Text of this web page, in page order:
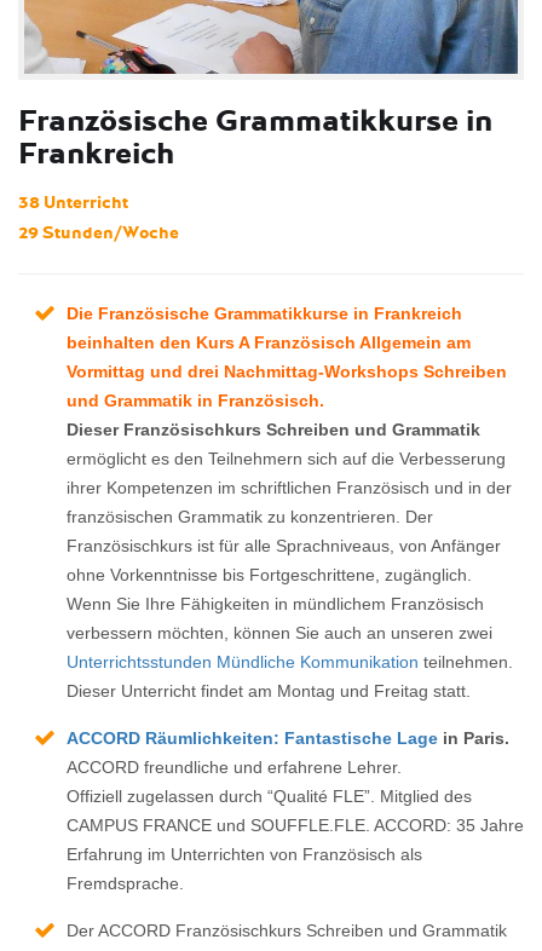
Französische Grammatikkurse in
Frankreich
38 Unterricht
29 Stunden/Woche
Die Französische Grammatikkurse in Frankreich
beinhalten den Kurs A Französisch Allgemein am
Vormittag und drei Nachmittag-Workshops Schreiben
und Grammatik in Französisch.
Dieser Französischkurs Schreiben und Grammatik
ermöglicht es den Teilnehmern sich auf die Verbesserung
ihrer Kompetenzen im schriftlichen Französisch und in der
französischen Grammatik zu konzentrieren. Der
Französischkurs ist für alle Sprachniveaus, von Anfänger
ohne Vorkenntnisse bis Fortgeschrittene, zugänglich.
Wenn Sie Ihre Fähigkeiten in mündlichem Französisch
verbessern möchten, können Sie auch an unseren zwei
Unterrichtsstunden Mündliche Kommunikation teilnehmen.
Dieser Unterricht findet am Montag und Freitag statt.
ACCORD Räumlichkeiten: Fantastische Lage in Paris.
ACCORD freundliche und erfahrene Lehrer.
Offiziell zugelassen durch “Qualité FLE”. Mitglied des
CAMPUS FRANCE und SOUFFLE.FLE. ACCORD: 35 Jahre
Erfahrung im Unterrichten von Französisch als
Fremdsprache.
Der ACCORD Französischkurs Schreiben und Grammatik